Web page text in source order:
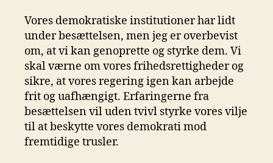
Vores demokratiske institutioner har lidt
under besættelsen, men jeg er overbevist
om, at vi kan genoprette og styrke dem. Vi
skal værne om vores frihedsrettigheder og
sikre, at vores regering igen kan arbejde
frit og uafhængigt. Erfaringerne fra
besættelsen vil uden tvivl styrke vores vilje
til at beskytte vores demokrati mod
fremtidige trusler.